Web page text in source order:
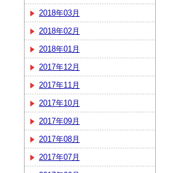
2018年03月
2018年02月
2018年01月
2017年12月
2017年11月
2017年10月
2017年09月
2017年08月
2017年07月